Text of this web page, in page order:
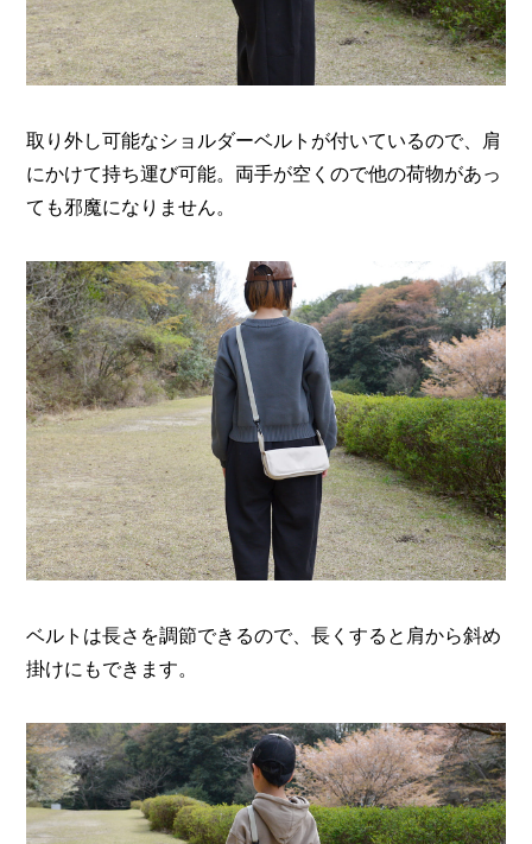
取り外し可能なショルダーベルトが付いているので、肩
にかけて持ち運び可能。両手が空くので他の荷物があっ
ても邪魔になりません。
ベルトは長さを調節できるので、長くすると肩から斜め
掛けにもできます。